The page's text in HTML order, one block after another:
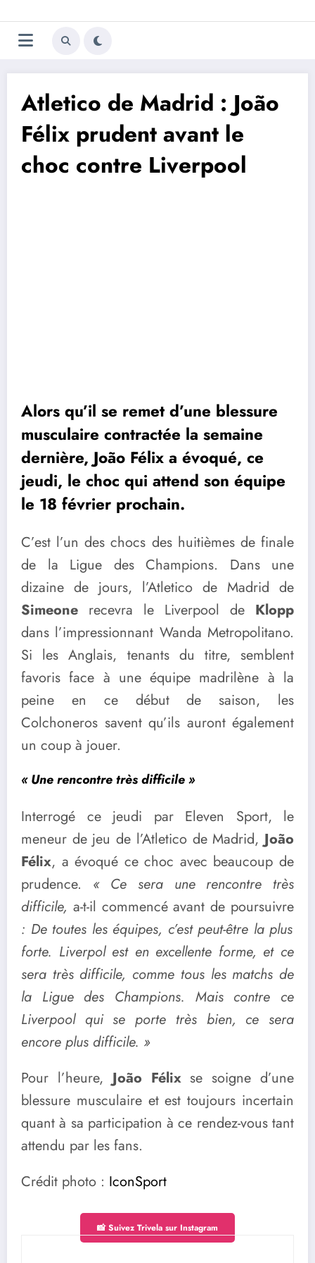
au
contenu
Trivela
L'actualité du football
Atletico de Madrid : João
Félix prudent avant le
choc contre Liverpool
Alors qu’il se remet d’une blessure
musculaire contractée la semaine
dernière, João Félix a évoqué, ce
jeudi, le choc qui attend son équipe
le 18 février prochain.
C’est l’un des chocs des huitièmes de finale
de la Ligue des Champions. Dans une
dizaine de jours, l’Atletico de Madrid de
Simeone recevra le Liverpool de Klopp
dans l’impressionnant Wanda Metropolitano.
Si les Anglais, tenants du titre, semblent
favoris face à une équipe madrilène à la
peine en ce début de saison, les
Colchoneros savent qu’ils auront également
un coup à jouer.
« Une rencontre très difficile »
Interrogé ce jeudi par Eleven Sport, le
meneur de jeu de l’Atletico de Madrid,João
Félix, a évoqué ce choc avec beaucoup de
prudence. « Ce sera une rencontre très
difficile, a-t-il commencé avant de poursuivre
: De toutes les équipes, c’est peut-être la plus
forte. Liverpol est en excellente forme, et ce
sera très difficile, comme tous les matchs de
la Ligue des Champions. Mais contre ce
Liverpool qui se porte très bien, ce sera
encore plus difficile. »
Pour l’heure, João Félix se soigne d’une
blessure musculaire et est toujours incertain
quant à sa participation à ce rendez-vous tant
attendu par les fans.
Crédit photo : IconSport
📸 Suivez Trivela sur Instagram